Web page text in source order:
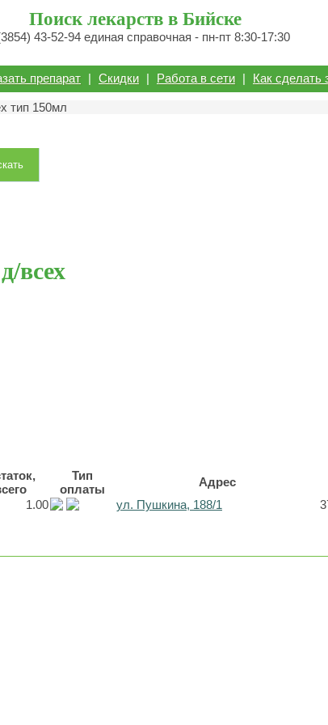
Поиск лекарств в Бийске
43-52-94 единая справочная - пн-пт 8:30-17:30
препарат | Скидки | Работа в сети | Как сделать
тип 150мл
всех
Тип
оплаты
Адрес
1.00 ул. Пушкина, 188/1